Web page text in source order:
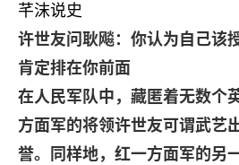
芊沫说史
许世友问耿飚：你认为自己该
肯定排在你前面
在人民军队中，藏匿着无数个
方面军的将领许世友可谓武艺
誉。同样地，红一方面军的另